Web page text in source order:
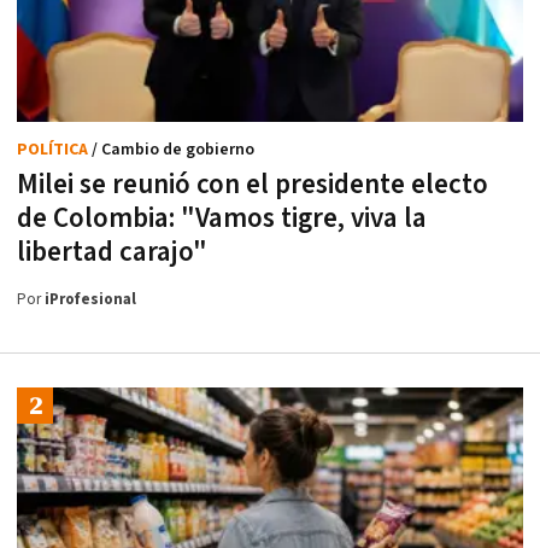
Milei se reunió con el presidente electo
de Colombia: "Vamos tigre, viva la
libertad carajo"
POLÍTICA/ Cambio de gobierno
PoriProfesional